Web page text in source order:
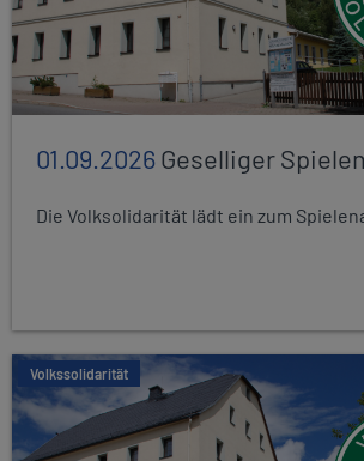
01.09.2026Geselliger
Die Volksolidarität lädt ein zum
Volkssolidarität